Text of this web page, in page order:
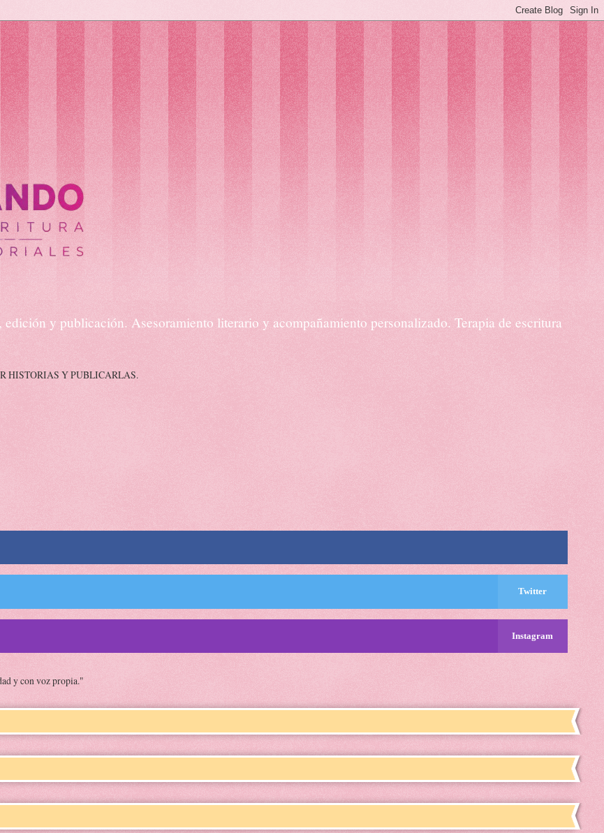
y publicación. Asesoramiento literario y acompañamiento personalizado. Terapia de escritura
HISTORIAS Y PUBLICARLAS.
Twitter
Instagram
y con voz propia."